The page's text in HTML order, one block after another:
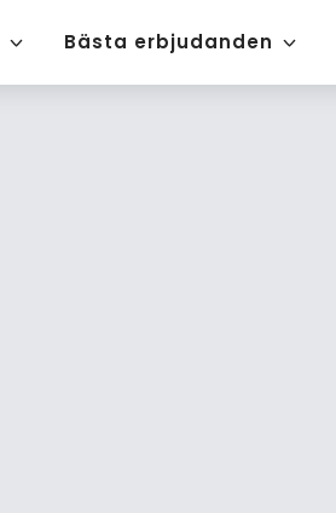
Bästa erbjudanden